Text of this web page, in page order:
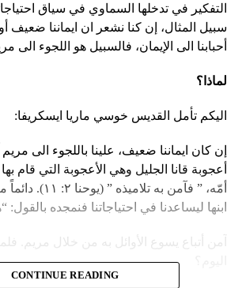
التفكير في تدخلها السماوي في سياق
سبيل المثال، إن كنا نشعر ان ايماننا ضعيف
أحبابنا الى الإيمان، فالسبيل هو اللجوء الى
لماذا؟
اليكم تأمل القديس خوسي ماريا ايسكريفا:
إن كان ايماننا ضعيف، علينا باللجوء الى مريم
أعجوبة قانا الجليل وهي الأعجوبة التي قام
أمّه، ” فآمن به
ابنها ليساعدنا في احتياجاتنا فنمجده بالقول:
آمن أتباع يسوع الأوائل به من خلال مريم.
CONTINUE READING